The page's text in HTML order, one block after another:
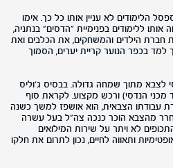
הלימודים לא עניין אותו כל כך. אימו
ללימודים בפנימיית "הדסים" בנתניה,
חברת הילדים והמשחקים, את הכלבים ואת
למד בכפר הנוער קריית יערים, הסמוך
לצבא מתוך שמחה גדולה. בבסיס ג'וליס
מכני הנדסי) ורכש מקצוע. לקראת סוף
עבודתו הצבאית, הוא אושפז למשך כשנה
מהצבא הוכר כנכה צה"ל בעל עשרה
לא ויתר על שירות המילואים
ותאווה לחיים, נכון לתרום את חלקו